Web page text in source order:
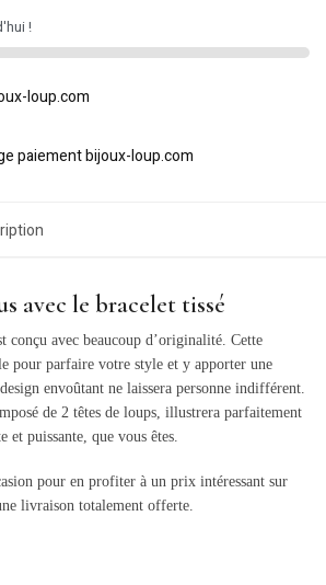
!
avec le bracelet tissé
conçu avec beaucoup d’originalité. Cette
pour parfaire votre style et y apporter une
envoûtant ne laissera personne indifférent.
de 2 têtes de loups, illustrera parfaitement
et puissante, que vous êtes.
pour en profiter à un prix intéressant sur
livraison totalement offerte.